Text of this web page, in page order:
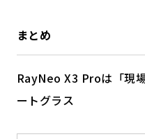
まとめ
RayNeo X3 Proは「現
ートグラス